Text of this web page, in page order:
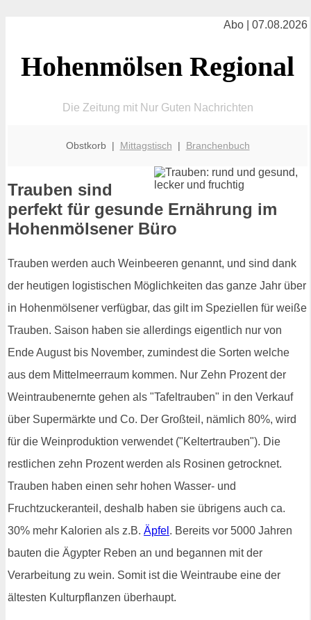
Abo | 07.08.2026
Hohenmölsen Regional
Die Zeitung mit Nur Guten Nachrichten
Obstkorb | Mittagstisch | Branchenbuch
Trauben sind
perfekt für gesunde Ernährung im
Hohenmölsener Büro
Trauben werden auch Weinbeeren genannt, und sind dank
der heutigen logistischen Möglichkeiten das ganze Jahr über
in Hohenmölsener verfügbar, das gilt im Speziellen für weiße
Trauben. Saison haben sie allerdings eigentlich nur von
Ende August bis November, zumindest die Sorten welche
aus dem Mittelmeerraum kommen. Nur Zehn Prozent der
Weintraubenernte gehen als "Tafeltrauben" in den Verkauf
über Supermärkte und Co. Der Großteil, nämlich 80%, wird
für die Weinproduktion verwendet ("Keltertrauben"). Die
restlichen zehn Prozent werden als Rosinen getrocknet.
Trauben haben einen sehr hohen Wasser- und
Fruchtzuckeranteil, deshalb haben sie übrigens auch ca.
30% mehr Kalorien als z.B. Äpfel . Bereits vor 5000 Jahren
bauten die Ägypter Reben an und begannen mit der
Verarbeitung zu wein. Somit ist die Weintraube eine der
ältesten Kulturpflanzen überhaupt.